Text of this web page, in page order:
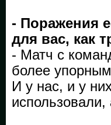
- Поражения
для вас, как
- Матч с
более
И у нас, и у